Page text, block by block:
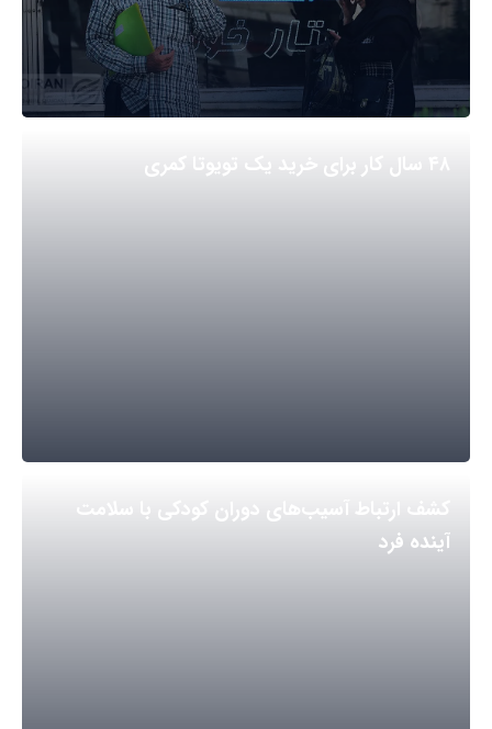
۴۸ سال کار برای خرید یک تویوتا کمری
کشف ارتباط آسیب‌های دوران کودکی با سلامت
آینده فرد